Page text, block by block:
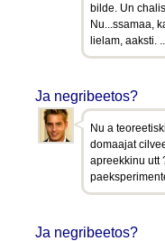
bilde. Un
Nu...ssamaa,
lielam, aaksti.
Ja negribeetos?
Nu a
domaajat
apreekkinu utt
Ja negribeetos?